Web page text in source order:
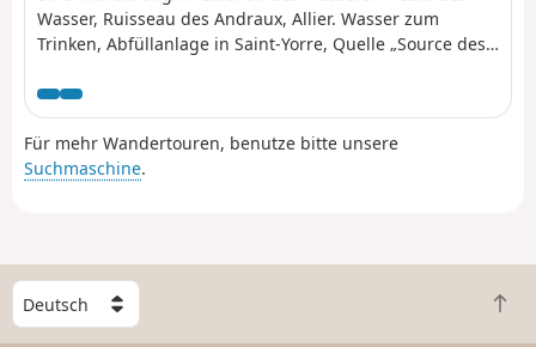
Wasser, Ruisseau des Andraux, Allier. Wasser zum
Trinken, Abfüllanlage in Saint-Yorre, Quelle „Source des
Grand Établissement Thermal de Vichy. Und je nach
Wetter vielleicht auch Wasser, das vom Himmel fällt?Die
Wanderung kann auch als Rundwanderung
unternommen werden, Schwierigkeitsgrad: schwer (24
Für mehr Wandertouren, benutze bitte unsere
Suchmaschine.
W
ä
h
Z
u